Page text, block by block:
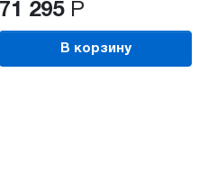
71 295 Р
В корзину